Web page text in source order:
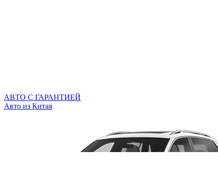
АВТО С ГАРАНТИЕЙ
Авто из Китая